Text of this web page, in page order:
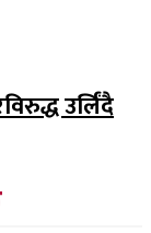
उर्लिंदै